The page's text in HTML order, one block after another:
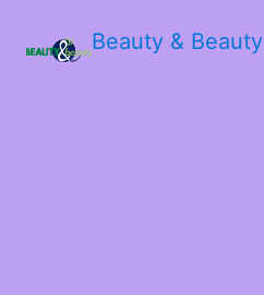
Beauty & Beauty